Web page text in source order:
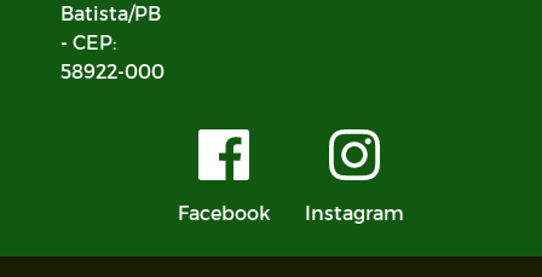
Batista/PB
- CEP:
58922-000
Facebook Instagram